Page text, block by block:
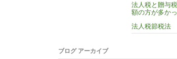
法人税と贈与
額の方が多か
法人税節税法
ブログ アーカイブ